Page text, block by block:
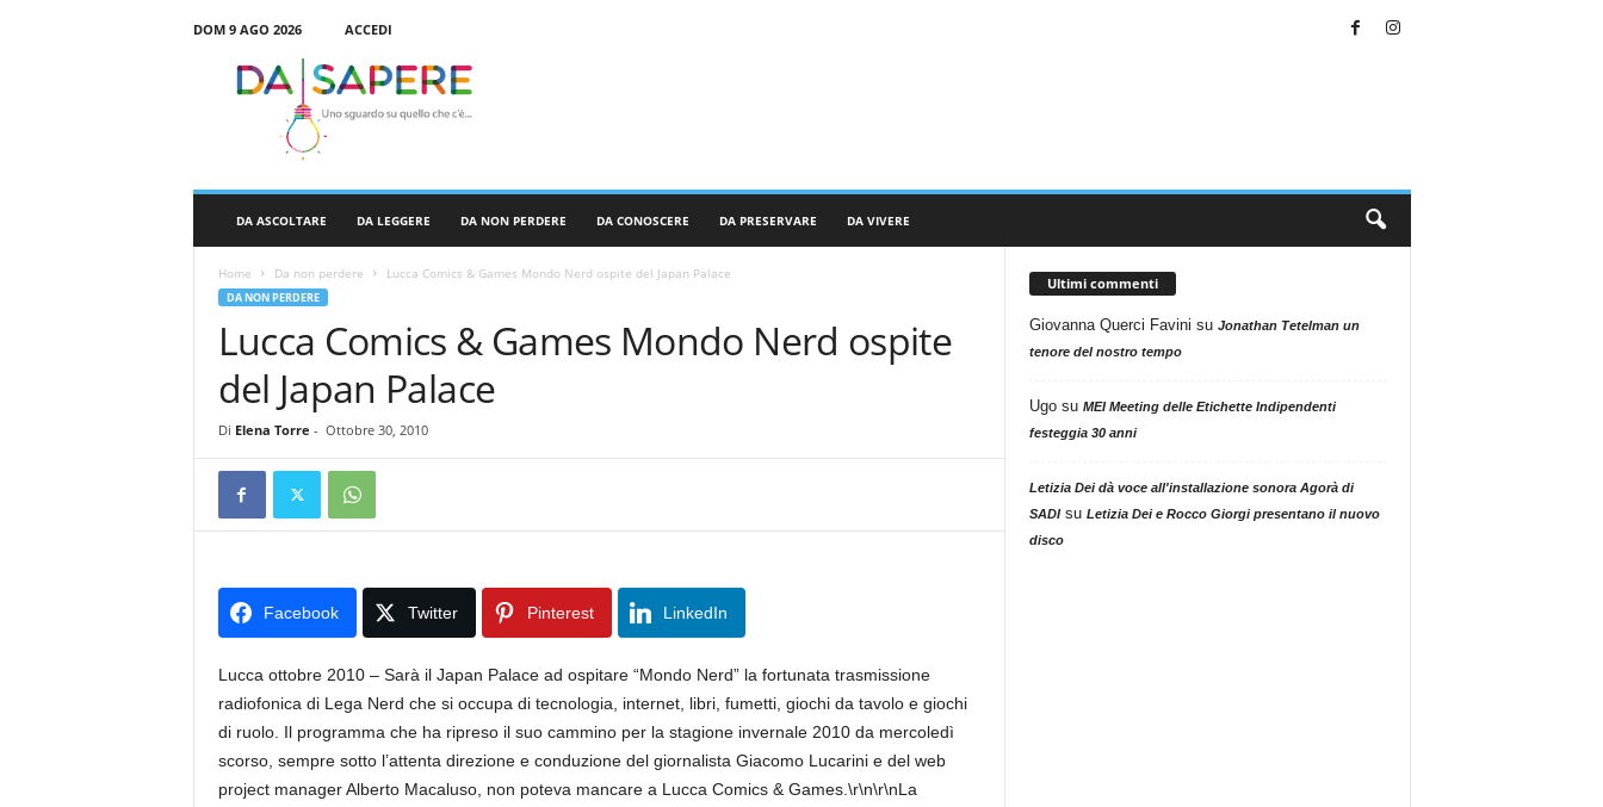
DOM 9 AGO 2026
ACCEDI
DA ASCOLTARE DA LEGGERE DA NON PERDERE DA CONOSCERE DA PRESERVARE DA VIVERE
Home Da non perdere Lucca Comics & Games Mondo Nerd ospite del Japan Palace
DA NON PERDERE
Lucca Comics & Games Mondo Nerd ospite
del Japan Palace
Di Elena Torre - Ottobre 30, 2010
Facebook Twitter Pinterest LinkedIn
Lucca ottobre 2010 – Sarà il Japan Palace ad ospitare “Mondo Nerd” la fortunata trasmissione
radiofonica di Lega Nerd che si occupa di tecnologia, internet, libri, fumetti, giochi da tavolo e giochi
di ruolo. Il programma che ha ripreso il suo cammino per la stagione invernale 2010 da mercoledì
scorso, sempre sotto l’attenta direzione e conduzione del giornalista Giacomo Lucarini e del web
project manager Alberto Macaluso, non poteva mancare a Lucca Comics & Games.\r\n\r\nLa
Ultimi commenti
Giovanna Querci Favini su Jonathan Tetelman un
tenore del nostro tempo
Ugosu MEI Meeting delle Etichette Indipendenti
festeggia 30 anni
Letizia Dei dà voce all'installazione sonora Agorà di
SADIsu Letizia Dei e Rocco Giorgi presentano il nuovo
disco